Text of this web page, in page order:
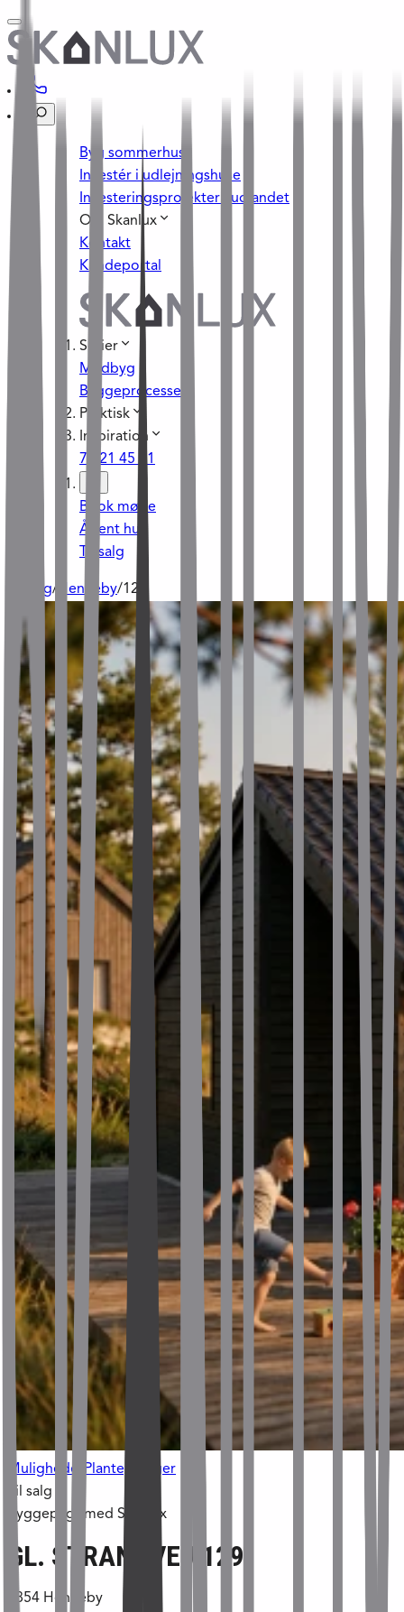
Byg sommerhus
Investér i udlejningshuse
Investeringsprojekter i udlandet
Om Skanlux
Kontakt
Kundeportal
Serier
Medbyg
Byggeprocessen
Praktisk
Inspiration
70 21 45 21
Book møde
Åbent hus
Til salg
Til salg/ Henneby/129
Muligheder
Plantegninger
Til salg
Byggepligt med Skanlux
GL. STRANDVEJ 129
6854 Henneby